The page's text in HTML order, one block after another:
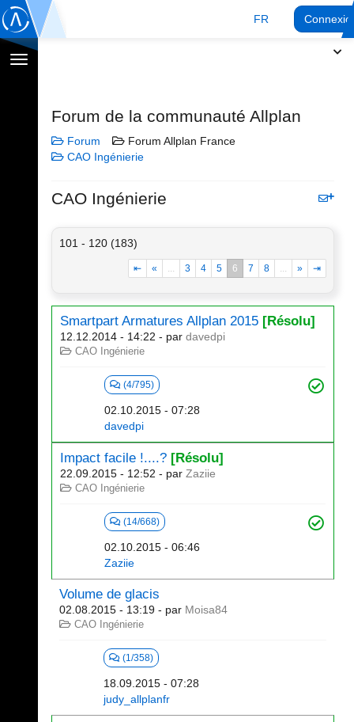
FR
Afficher
Forum de la communauté Allplan
Forum
Forum Allplan France
CAO Ingénierie
CAO Ingénierie
101 - 120 (183)
⇤ « ... 3 4 5 6 7 8 ... » ⇥
Smartpart Armatures Allplan 2015 [Résolu]
12.12.2014 - 14:22 - par davedpi
CAO Ingénierie
(4/795)
02.10.2015 - 07:28
davedpi
Impact facile !....? [Résolu]
22.09.2015 - 12:52 - par Zaziie
CAO Ingénierie
(14/668)
02.10.2015 - 06:46
Zaziie
Volume de glacis
02.08.2015 - 13:19 - par Moisa84
CAO Ingénierie
(1/358)
18.09.2015 - 07:28
judy_allplanfr